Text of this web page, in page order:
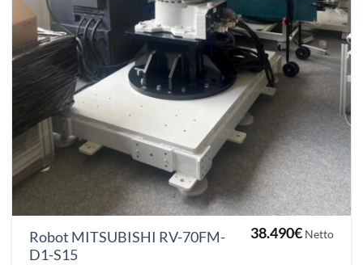
Robot MITSUBISHI RV-70FM-
D1-S15
38.490€ Netto